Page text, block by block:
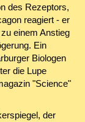
des Rezeptors,
reagiert - er
einem Anstieg
Ein
Biologen
die Lupe
"Science"
der